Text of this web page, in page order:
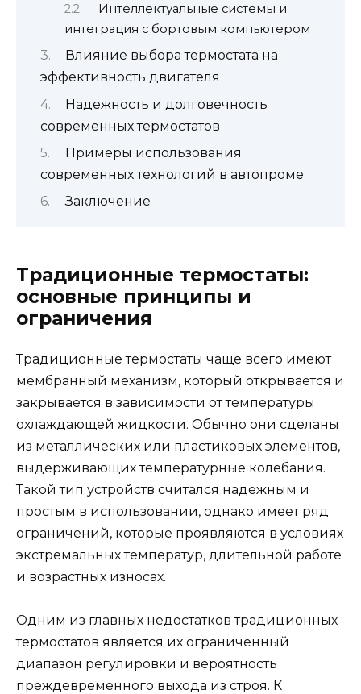
Интеллектуальные системы и
интеграция с бортовым компьютером
Влияние выбора термостата на
эффективность двигателя
Надежность и долговечность
современных термостатов
Примеры использования
современных технологий в автопроме
Заключение
Традиционные термостаты:
основные принципы и
ограничения
Традиционные термостаты чаще всего имеют
мембранный механизм, который открывается и
закрывается в зависимости от температуры
охлаждающей жидкости. Обычно они сделаны
из металлических или пластиковых элементов,
выдерживающих температурные колебания.
Такой тип устройств считался надежным и
простым в использовании, однако имеет ряд
ограничений, которые проявляются в условиях
экстремальных температур, длительной работе
и возрастных износах.
Одним из главных недостатков традиционных
термостатов является их ограниченный
диапазон регулировки и вероятность
преждевременного выхода из строя. К